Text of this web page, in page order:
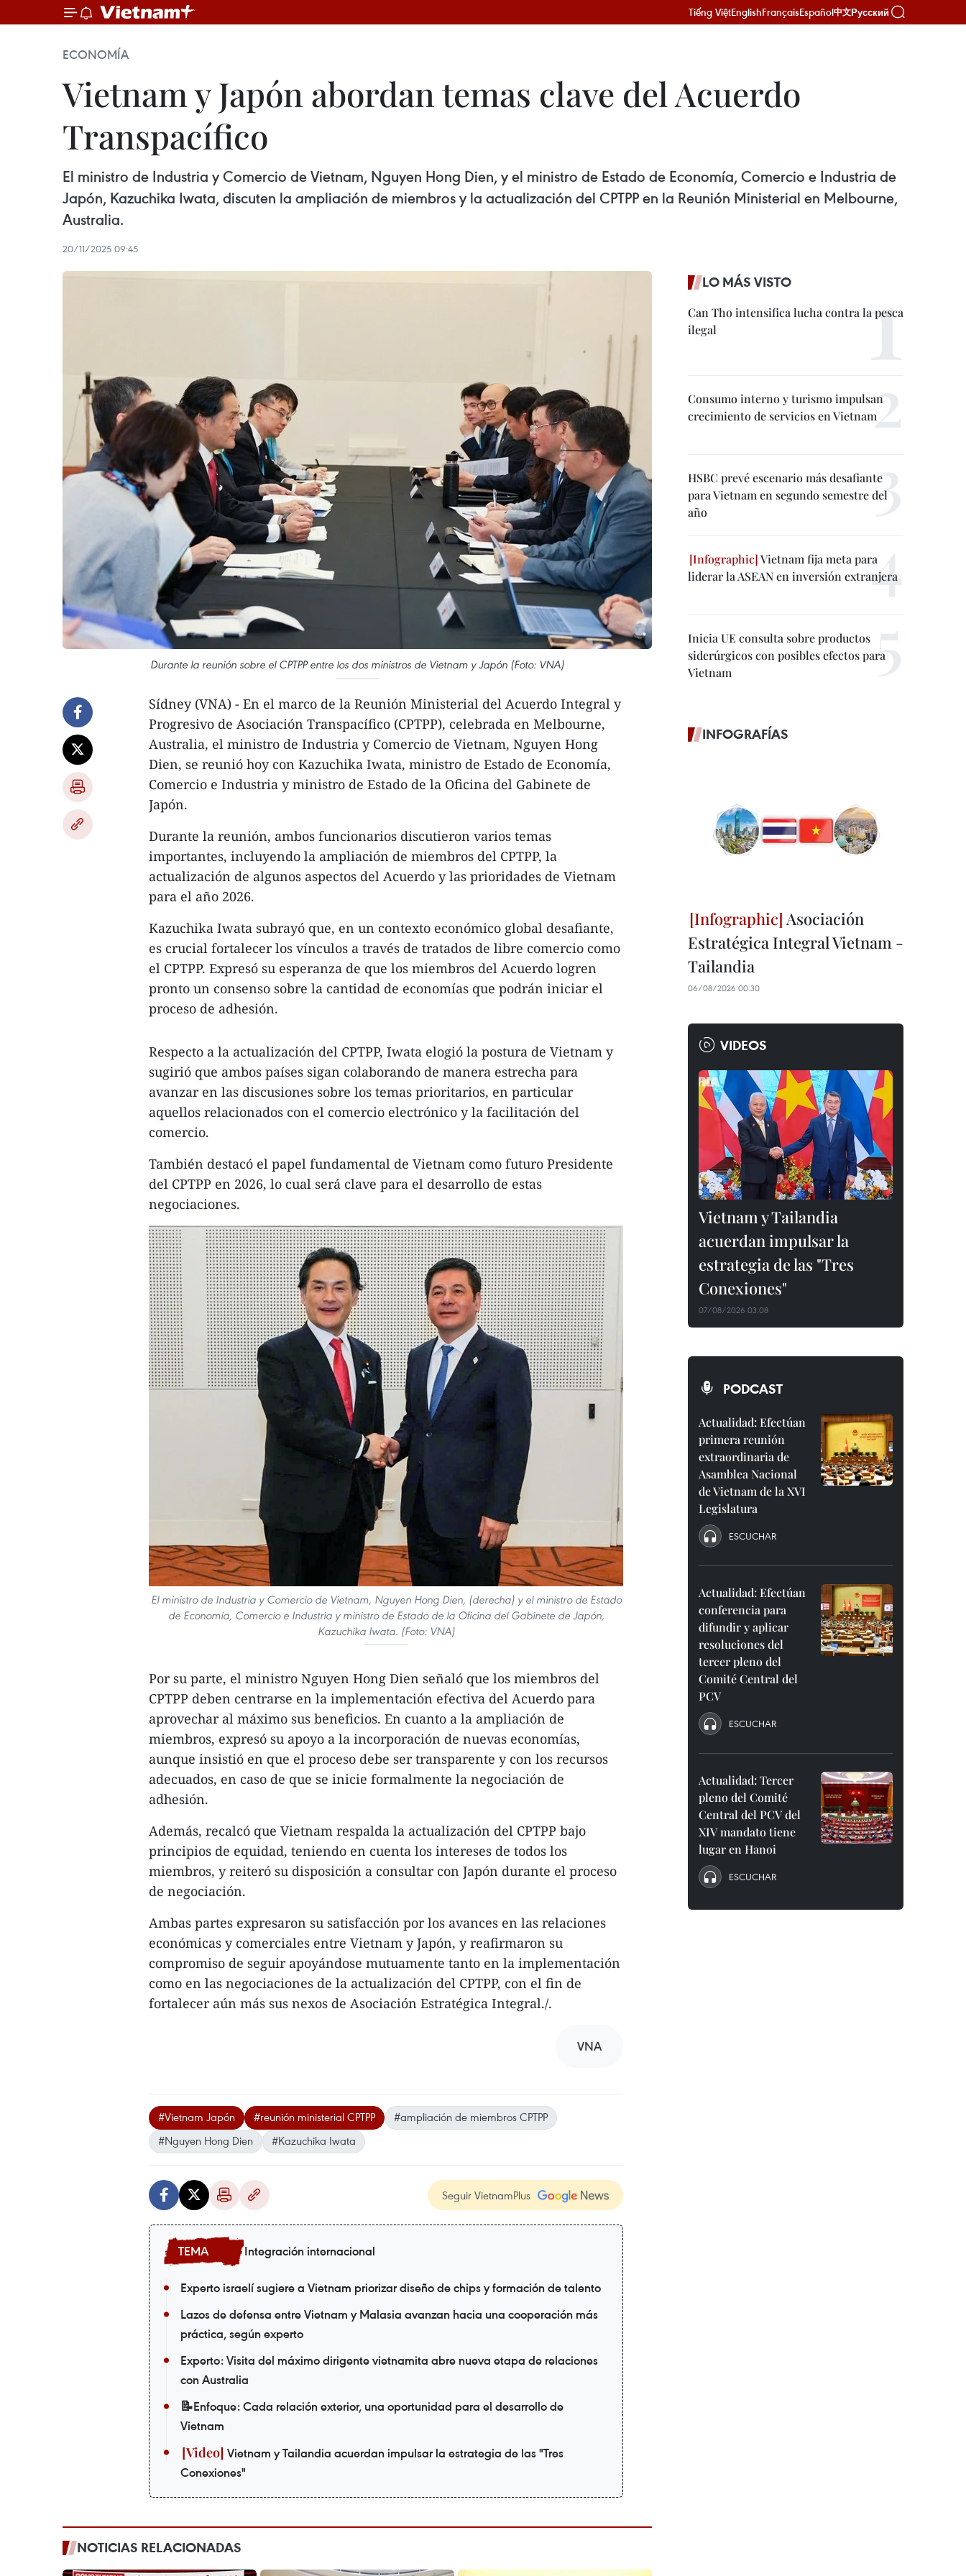
Tiếng ViệtEnglishFrançaisEspañol中文Русский
ECONOMÍA
Vietnam y Japón abordan temas clave del Acuerdo
Transpacífico
El ministro de Industria y Comercio de Vietnam, Nguyen Hong Dien, y el ministro de Estado de Economía, Comercio e Industria de
Japón, Kazuchika Iwata, discuten la ampliación de miembros y la actualización del CPTPP en la Reunión Ministerial en Melbourne,
Australia.
20/11/2025 09:45
Durante la reunión sobre el CPTPP entre los dos ministros de Vietnam y Japón (Foto: VNA)
Sídney (VNA) - En el marco de la Reunión Ministerial del Acuerdo Integral y
Progresivo de Asociación Transpacífico (CPTPP), celebrada en Melbourne,
Australia, el ministro de Industria y Comercio de Vietnam, Nguyen Hong
Dien, se reunió hoy con Kazuchika Iwata, ministro de Estado de Economía,
Comercio e Industria y ministro de Estado de la Oficina del Gabinete de
Japón.
Durante la reunión, ambos funcionarios discutieron varios temas
importantes, incluyendo la ampliación de miembros del CPTPP, la
actualización de algunos aspectos del Acuerdo y las prioridades de Vietnam
para el año 2026.
Kazuchika Iwata subrayó que, en un contexto económico global desafiante,
es crucial fortalecer los vínculos a través de tratados de libre comercio como
el CPTPP. Expresó su esperanza de que los miembros del Acuerdo logren
pronto un consenso sobre la cantidad de economías que podrán iniciar el
proceso de adhesión.
Respecto a la actualización del CPTPP, Iwata elogió la postura de Vietnam y
sugirió que ambos países sigan colaborando de manera estrecha para
avanzar en las discusiones sobre los temas prioritarios, en particular
aquellos relacionados con el comercio electrónico y la facilitación del
comercio.
También destacó el papel fundamental de Vietnam como futuro Presidente
del CPTPP en 2026, lo cual será clave para el desarrollo de estas
negociaciones.
El ministro de Industria y Comercio de Vietnam, Nguyen Hong Dien, (derecha) y el ministro de Estado
de Economía, Comercio e Industria y ministro de Estado de la Oficina del Gabinete de Japón,
Kazuchika Iwata. (Foto: VNA)
Por su parte, el ministro Nguyen Hong Dien señaló que los miembros del
CPTPP deben centrarse en la implementación efectiva del Acuerdo para
aprovechar al máximo sus beneficios. En cuanto a la ampliación de
miembros, expresó su apoyo a la incorporación de nuevas economías,
aunque insistió en que el proceso debe ser transparente y con los recursos
adecuados, en caso de que se inicie formalmente la negociación de
adhesión.
Además, recalcó que Vietnam respalda la actualización del CPTPP bajo
principios de equidad, teniendo en cuenta los intereses de todos los
miembros, y reiteró su disposición a consultar con Japón durante el proceso
de negociación.
Ambas partes expresaron su satisfacción por los avances en las relaciones
económicas y comerciales entre Vietnam y Japón, y reafirmaron su
compromiso de seguir apoyándose mutuamente tanto en la implementación
como en las negociaciones de la actualización del CPTPP, con el fin de
fortalecer aún más sus nexos de Asociación Estratégica Integral./.
VNA
#Vietnam Japón #reunión ministerial CPTPP
#ampliación de miembros CPTPP
#Nguyen Hong Dien
#Kazuchika Iwata
Seguir VietnamPlus
Integración internacional
Experto israelí sugiere a Vietnam priorizar diseño de chips y formación de talento
Lazos de defensa entre Vietnam y Malasia avanzan hacia una cooperación más
práctica, según experto
Experto: Visita del máximo dirigente vietnamita abre nueva etapa de relaciones
con Australia
📝Enfoque: Cada relación exterior, una oportunidad para el desarrollo de
Vietnam
Vietnam y Tailandia acuerdan impulsar la estrategia de las "Tres
Conexiones"
NOTICIAS RELACIONADAS
LO MÁS VISTO
Can Tho intensifica lucha contra la pesca
ilegal
Consumo interno y turismo impulsan
crecimiento de servicios en Vietnam
HSBC prevé escenario más desafiante
para Vietnam en segundo semestre del
año
Vietnam fija meta para
liderar la ASEAN en inversión extranjera
Inicia UE consulta sobre productos
siderúrgicos con posibles efectos para
Vietnam
INFOGRAFÍAS
Asociación
Estratégica Integral Vietnam -
Tailandia
06/08/2026 00:30
VIDEOS
Vietnam y Tailandia
acuerdan impulsar la
estrategia de las "Tres
Conexiones"
07/08/2026 03:08
PODCAST
Actualidad: Efectúan
primera reunión
extraordinaria de
Asamblea Nacional
de Vietnam de la XVI
Legislatura
ESCUCHAR
Actualidad: Efectúan
conferencia para
difundir y aplicar
resoluciones del
tercer pleno del
Comité Central del
PCV
ESCUCHAR
Actualidad: Tercer
pleno del Comité
Central del PCV del
XIV mandato tiene
lugar en Hanoi
ESCUCHAR